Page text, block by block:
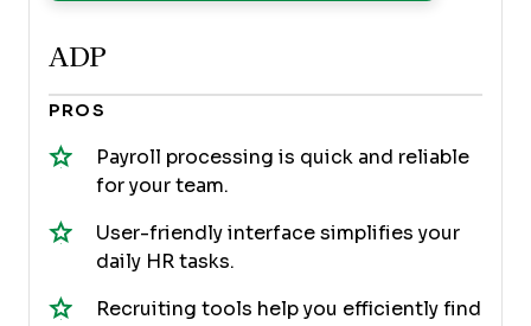
ADP
PROS
Payroll processing is quick and reliable
for your team.
User-friendly interface simplifies your
daily HR tasks.
Recruiting tools help you efficiently find